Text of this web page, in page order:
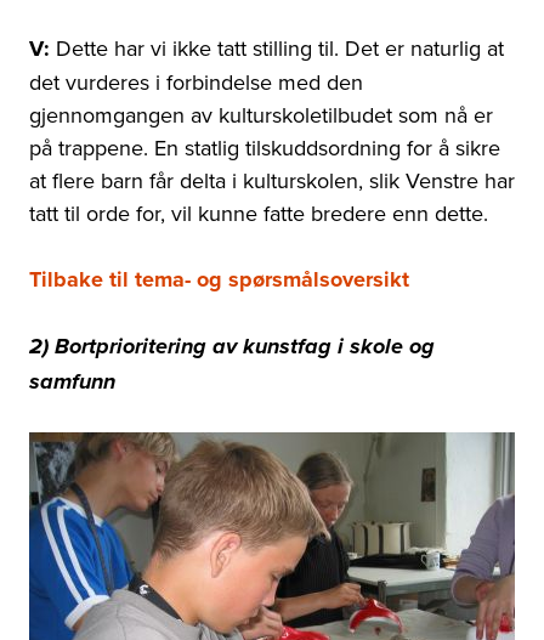
V: Dette har vi ikke tatt stilling til. Det er naturlig at
det vurderes i forbindelse med den
gjennomgangen av kulturskoletilbudet som nå er
på trappene. En statlig tilskuddsordning for å sikre
at flere barn får delta i kulturskolen, slik Venstre har
tatt til orde for, vil kunne fatte bredere enn dette.
Tilbake til tema- og spørsmålsoversikt
2) Bortprioritering av kunstfag i skole og
samfunn